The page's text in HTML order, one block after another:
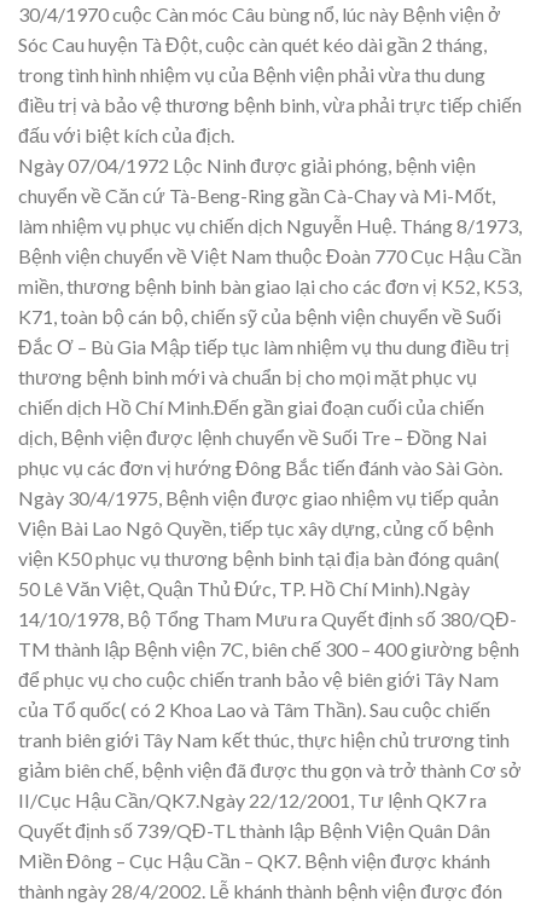
30/4/1970 cuộc Càn móc Câu bùng nổ, lúc này Bệnh viện ở
Sóc Cau huyện Tà Đột, cuộc càn quét kéo dài gần 2 tháng,
trong tình hình nhiệm vụ của Bệnh viện phải vừa thu dung
điều trị và bảo vệ thương bệnh binh, vừa phải trực tiếp chiến
đấu với biệt kích của địch.
Ngày 07/04/1972 Lộc Ninh được giải phóng, bệnh viện
chuyển về Căn cứ Tà-Beng-Ring gần Cà-Chay và Mi-Mốt,
làm nhiệm vụ phục vụ chiến dịch Nguyễn Huệ. Tháng 8/1973,
Bệnh viện chuyển về Việt Nam thuộc Đoàn 770 Cục Hậu Cần
miền, thương bệnh binh bàn giao lại cho các đơn vị K52, K53,
K71, toàn bộ cán bộ, chiến sỹ của bệnh viện chuyển về Suối
Đắc Ơ – Bù Gia Mập tiếp tục làm nhiệm vụ thu dung điều trị
thương bệnh binh mới và chuẩn bị cho mọi mặt phục vụ
chiến dịch Hồ Chí Minh.Đến gần giai đoạn cuối của chiến
dịch, Bệnh viện được lệnh chuyển về Suối Tre – Đồng Nai
phục vụ các đơn vị hướng Đông Bắc tiến đánh vào Sài Gòn.
Ngày 30/4/1975, Bệnh viện được giao nhiệm vụ tiếp quản
Viện Bài Lao Ngô Quyền, tiếp tục xây dựng, củng cố bệnh
viện K50 phục vụ thương bệnh binh tại địa bàn đóng quân(
50 Lê Văn Việt, Quận Thủ Đức, TP. Hồ Chí Minh).Ngày
14/10/1978, Bộ Tổng Tham Mưu ra Quyết định số 380/QĐ-
TM thành lập Bệnh viện 7C, biên chế 300 – 400 giường bệnh
để phục vụ cho cuộc chiến tranh bảo vệ biên giới Tây Nam
của Tổ quốc( có 2 Khoa Lao và Tâm Thần). Sau cuộc chiến
tranh biên giới Tây Nam kết thúc, thực hiện chủ trương tinh
giảm biên chế, bệnh viện đã được thu gọn và trở thành Cơ sở
II/Cục Hậu Cần/QK7.Ngày 22/12/2001, Tư lệnh QK7 ra
Quyết định số 739/QĐ-TL thành lập Bệnh Viện Quân Dân
Miền Đông – Cục Hậu Cần – QK7. Bệnh viện được khánh
thành ngày 28/4/2002. Lễ khánh thành bệnh viện được đón